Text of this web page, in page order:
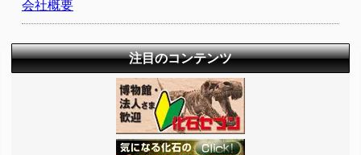
会社概要
注目のコンテンツ